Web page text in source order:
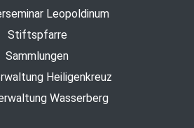
Leopoldinum
Stiftspfarre
Sammlungen
Heiligenkreuz
Wasserberg